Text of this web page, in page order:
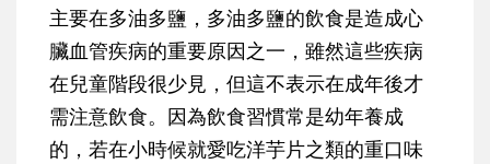
主要在多油多鹽，多油多鹽的飲食是造成心
臟血管疾病的重要原因之一，雖然這些疾病
在兒童階段很少見，但這不表示在成年後才
需注意飲食。因為飲食習慣常是幼年養成
的，若在小時候就愛吃洋芋片之類的重口味